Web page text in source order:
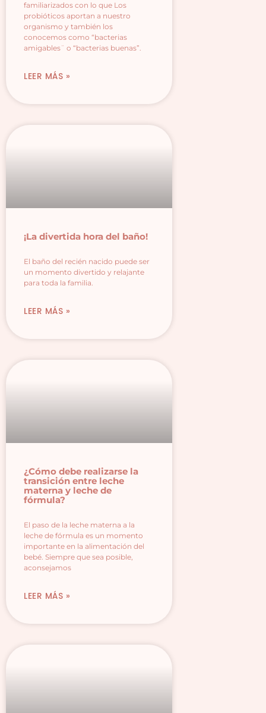
familiarizados con lo que Los
probióticos aportan a nuestro
organismo y también los
conocemos como “bacterias
amigables¨ o “bacterias buenas”.
LEER MÁS »
¡La divertida hora del baño!
El baño del recién nacido puede ser
un momento divertido y relajante
para toda la familia.
LEER MÁS »
¿Cómo debe realizarse la
transición entre leche
materna y leche de
fórmula?
El paso de la leche materna a la
leche de fórmula es un momento
importante en la alimentación del
bebé. Siempre que sea posible,
aconsejamos
LEER MÁS »